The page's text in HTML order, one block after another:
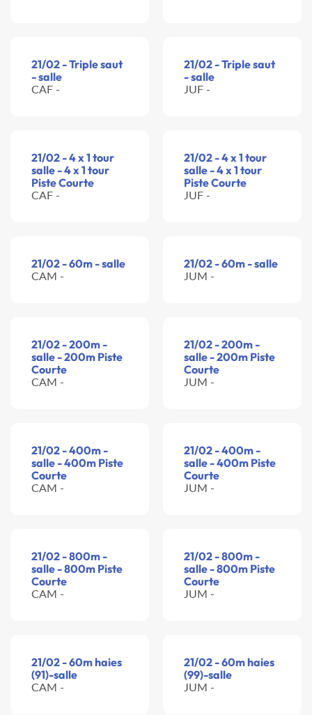
21/02 - Triple saut
- salle
CAF -
21/02 - Triple saut
- salle
JUF -
21/02 - 4 x 1 tour
salle - 4 x 1 tour
Piste Courte
CAF -
21/02 - 4 x 1 tour
salle - 4 x 1 tour
Piste Courte
JUF -
21/02 - 60m - salle
CAM -
21/02 - 60m - salle
JUM -
21/02 - 200m -
salle - 200m Piste
Courte
CAM -
21/02 - 200m -
salle - 200m Piste
Courte
JUM -
21/02 - 400m -
salle - 400m Piste
Courte
CAM -
21/02 - 400m -
salle - 400m Piste
Courte
JUM -
21/02 - 800m -
salle - 800m Piste
Courte
CAM -
21/02 - 800m -
salle - 800m Piste
Courte
JUM -
21/02 - 60m haies
(91)-salle
CAM -
21/02 - 60m haies
(99)-salle
JUM -